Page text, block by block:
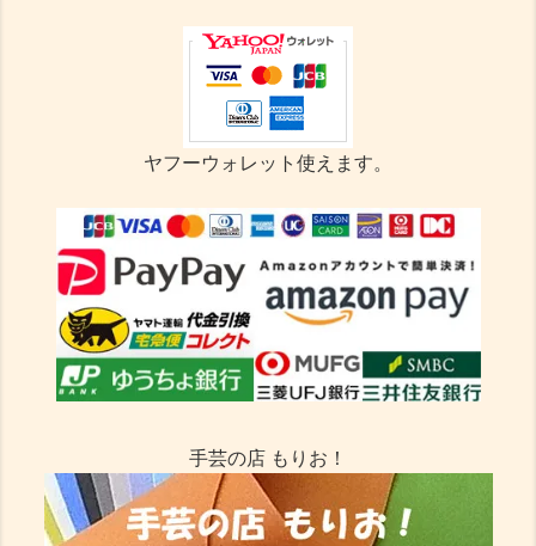
ヤフーウォレット使えます。
手芸の店 もりお！